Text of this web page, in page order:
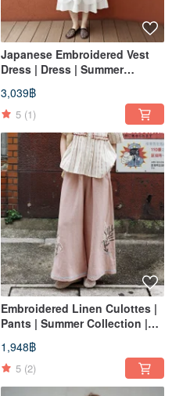
Japanese Embroidered Vest
Dress | Dress | Summer
Collection | Sora-2137
3,039฿
5 (1)
Embroidered Linen Culottes |
Pants | Summer Collection |
Sora-2135
1,948฿
5 (2)